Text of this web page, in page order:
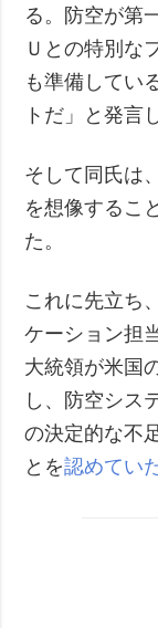
る。防空が第
Ｕとの特別な
も準備してい
トだ」と発言
そして同氏は
を想像するこ
た。
これに先立ち
ケーション担
大統領が米国
し、防空シス
の決定的な不
とを認めてい